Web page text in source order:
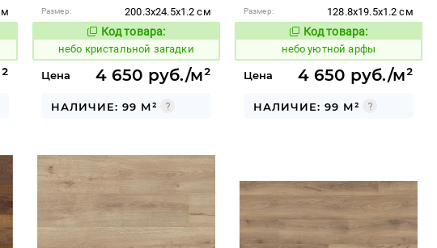
Размер:
200.3x24.5x1.2 см
Код товара:
1123777Код товара:
небо кристальной загадки
Цена 4 650 руб./м²
НАЛИЧИЕ: 99 М²
Размер:
128.8x19.5x1.2 см
Код товара:
1123126 Код товара:
небо уютной арфы
Цена 4 650 руб./м²
НАЛИЧИЕ: 99 М²